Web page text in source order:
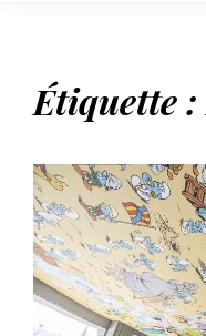
Étiquette :